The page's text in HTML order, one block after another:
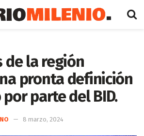
de la región
pronta definición
parte del BID.
8 marzo, 2024